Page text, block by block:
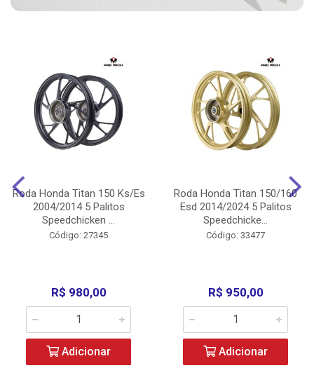
Roda Honda Titan 150 Ks/Es
2004/2014 5 Palitos
Speedchicken ...
Código: 27345
R$ 980,00
Adicionar
Roda Honda Titan 150/160
Esd 2014/2024 5 Palitos
Speedchicke...
Código: 33477
R$ 950,00
Adicionar